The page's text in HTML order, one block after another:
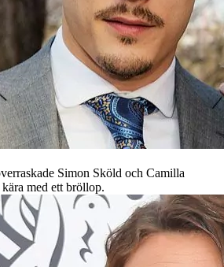
Simon Sköld och Camilla
med ett bröllop.